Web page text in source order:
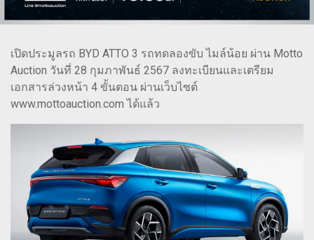
เปิดประมูลรถ BYD ATTO 3 รถทดลองขับ ไมล์น้อย ผ่าน Motto
Auction วันที่ 28 กุมภาพันธ์ 2567 ลงทะเบียนและเตรียม
เอกสารล่วงหน้า 4 ขั้นตอน ผ่านเว็บไซต์
www.mottoauction.com ได้แล้ว